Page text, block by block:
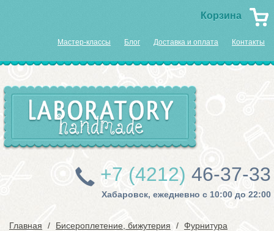
Корзина
Мастер-классы Блог Доставка и оплата Контакты
+7 (4212) 46-37-33
Хабаровск, ежедневно с 10:00 до 22:00
Главная Бисероплетение, бижутерия
Фурнитура